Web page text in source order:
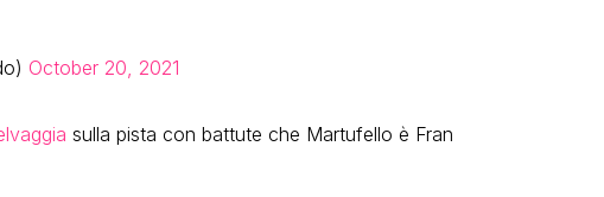
October 20, 2021
sulla pista con battute che Martufello è Fran